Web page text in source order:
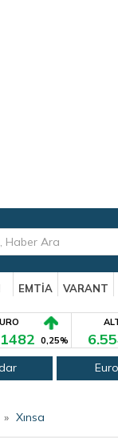
EMTİA VARANT
0,25%
» Xınsa